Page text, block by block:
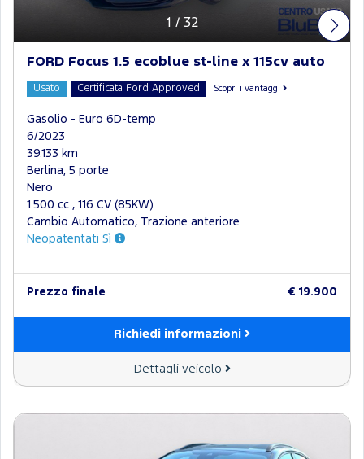
1 / 32
FORD Focus 1.5 ecoblue st-line x 115cv auto
Usato Certificata Ford Approved Scopri i vantaggi
Gasolio - Euro 6D-temp
6/2023
39.133 km
Berlina, 5 porte
Nero
1.500 cc , 116 CV (85KW)
Cambio Automatico, Trazione anteriore
Neopatentati Sì
Prezzo finale € 19.900
Richiedi informazioni
Dettagli veicolo